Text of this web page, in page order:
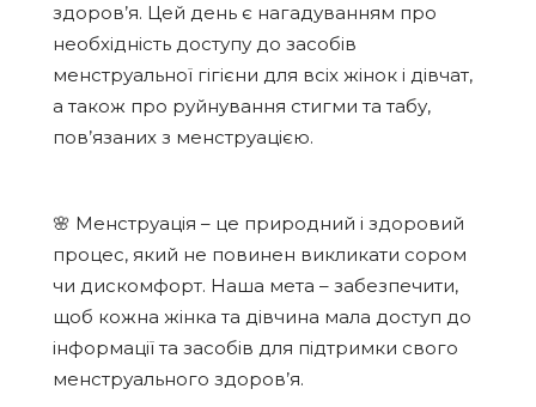
здоров’я. Цей день є нагадуванням про
необхідність доступу до засобів
менструальної гігієни для всіх жінок і дівчат,
а також про руйнування стигми та табу,
пов’язаних з менструацією.
🌸 Менструація – це природний і здоровий
процес, який не повинен викликати сором
чи дискомфорт. Наша мета – забезпечити,
щоб кожна жінка та дівчина мала доступ до
інформації та засобів для підтримки свого
менструального здоров’я.